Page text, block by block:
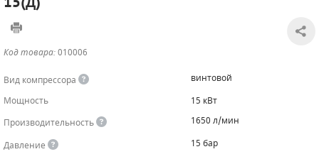
Код товара:010006
Вид компрессора
винтовой
Мощность
15 кВт
Производительность
1650 л/мин
Давление
15 бар
САДОВАЯ ТЕХНИКА
ЧИЛЛЕРЫ
КАНАЛИЗАЦИОННЫЕ НАСОСЫ
БЕНЗИНОВЫЕ МОТОПОМПЫ
ТАЛИ И ТЕЛЬФЕРЫ
ОСВЕТИТЕЛЬНЫЕ МАЧТЫ
КОНТРОЛЛЕРЫ (БЛОКИ УПРАВЛЕНИЯ)
ПРЕДОХРАНИТЕЛЬНЫЕ КЛАПАНЫ
ОБРАТНЫЕ КЛАПАНЫ